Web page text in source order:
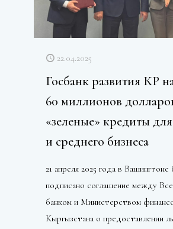
22.04.2025
Госбанк развития КР
60 миллионов
«зеленые» кредиты
и среднего бизнеса
21 апреля 2025 года в Вашингтоне
подписано соглашение между
банком и Министерством
Кыргызстана о предоставлении